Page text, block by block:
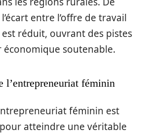
entre l’offre de travail
réduit, ouvrant des pistes
soutenable.
l’entrepreneuriat féminin
féminin est
atteindre une véritable